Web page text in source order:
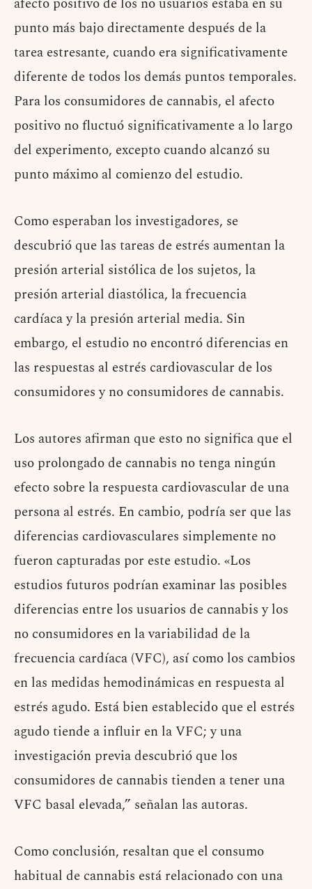
punto más bajo directamente después de la
tarea estresante, cuando era significativamente
diferente de todos los demás puntos temporales.
Para los consumidores de cannabis, el afecto
positivo no fluctuó significativamente a lo largo
del experimento, excepto cuando alcanzó su
punto máximo al comienzo del estudio.
Como esperaban los investigadores, se
descubrió que las tareas de estrés aumentan la
presión arterial sistólica de los sujetos, la
presión arterial diastólica, la frecuencia
cardíaca y la presión arterial media. Sin
embargo, el estudio no encontró diferencias en
las respuestas al estrés cardiovascular de los
consumidores y no consumidores de cannabis.
Los autores afirman que esto no significa que el
uso prolongado de cannabis no tenga ningún
efecto sobre la respuesta cardiovascular de una
persona al estrés. En cambio, podría ser que las
diferencias cardiovasculares simplemente no
fueron capturadas por este estudio. «Los
estudios futuros podrían examinar las posibles
diferencias entre los usuarios de cannabis y los
no consumidores en la variabilidad de la
frecuencia cardíaca (VFC), así como los cambios
en las medidas hemodinámicas en respuesta al
estrés agudo. Está bien establecido que el estrés
agudo tiende a influir en la VFC; y una
investigación previa descubrió que los
consumidores de cannabis tienden a tener una
VFC basal elevada,” señalan las autoras.
Como conclusión, resaltan que el consumo
habitual de cannabis está relacionado con una